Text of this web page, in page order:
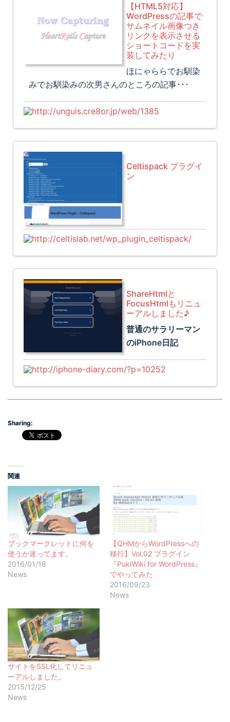
【HTML5対応】
WordPressの記事で
サムネイル画像つき
リンクを表示させる
ショートコードを実
装してみたり
ほにゃららでお馴染
みでお馴染みの次男さんのところの記事･･･
http://unguis.cre8or.jp/web/1385
Celtispack プラグイ
ン
http://celtislab.net/wp_plugin_celtispack/
ShareHtmlと
FocusHtmlもリニュ
ーアルしました♪
普通のサラリーマン
のiPhone日記
http://iphone-diary.com/?p=10252
Sharing:
関連
ブックマークレットに何を
使うか迷ってます。
2016/01/18
News
【QHMからWordPressへの
移行】Vol.02 プラグイン
『PukiWiki for WordPress』
でやってみた
2016/09/23
News
サイトをSSL化してリニュ
ーアルしました。
2015/12/25
News